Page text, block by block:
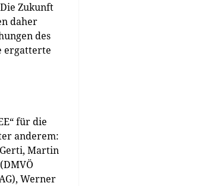
Zukunft
daher
des
ergatterte
für die
anderem:
Martin
Werner